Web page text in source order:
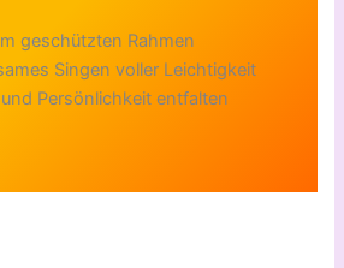
geschützten Rahmen
Singen voller Leichtigkeit
Persönlichkeit entfalten